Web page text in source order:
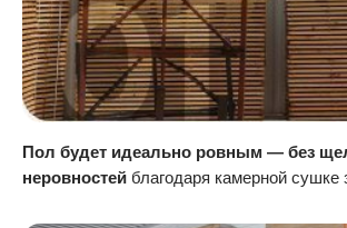
Пол будет идеально ровным — без
неровностей благодаря камерной сушке